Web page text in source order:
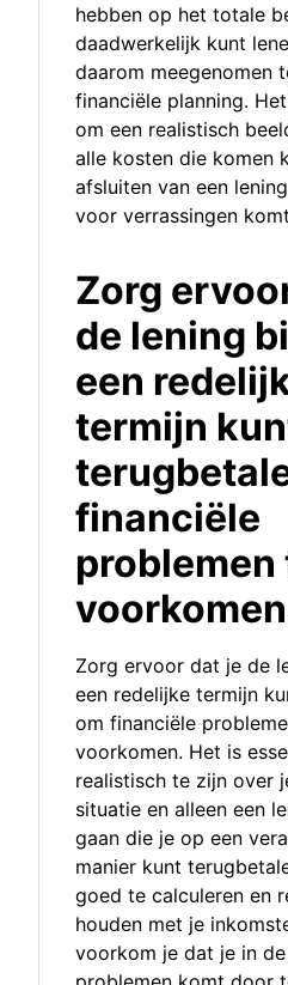
hebben op het totale
daadwerkelijk kunt
daarom meegenomen
financiële planning.
om een realistisch
alle kosten die komen
afsluiten van een
voor verrassingen
Zorg
de lening
een
termijn
financiële
problemen
Zorg ervoor dat je de
een redelijke termijn
om financiële
voorkomen. Het is
realistisch te zijn over
situatie en alleen een
gaan die je op een
manier kunt
goed te calculeren en
houden met je
voorkom je dat je in